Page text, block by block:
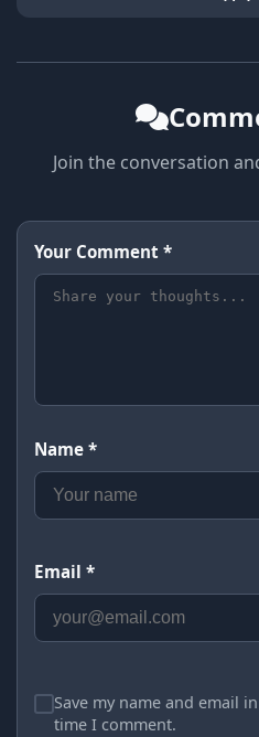
Join the conversation
Your Comment *
Name *
Email *
Save my name and email
time I comment.